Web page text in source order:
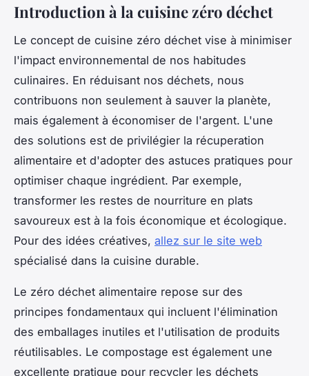
Introduction à la cuisine zéro déchet
Le concept de cuisine zéro déchet vise à minimiser
l'impact environnemental de nos habitudes
culinaires. En réduisant nos déchets, nous
contribuons non seulement à sauver la planète,
mais également à économiser de l'argent. L'une
des solutions est de privilégier la récuperation
alimentaire et d'adopter des astuces pratiques pour
optimiser chaque ingrédient. Par exemple,
transformer les restes de nourriture en plats
savoureux est à la fois économique et écologique.
Pour des idées créatives, allez sur le site web
spécialisé dans la cuisine durable.
Le zéro déchet alimentaire repose sur des
principes fondamentaux qui incluent l'élimination
des emballages inutiles et l'utilisation de produits
réutilisables. Le compostage est également une
excellente pratique pour recycler les déchets